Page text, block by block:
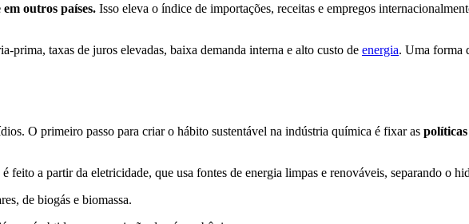
outros países. Isso eleva o índice de importações, receitas e empregos
prima, taxas de juros elevadas, baixa demanda interna e alto custo de energia. Uma forma
O primeiro passo para criar o hábito sustentável na indústria química é fixar as
feito a partir da eletricidade, que usa fontes de energia limpas e renováveis, separando o
de biogás e biomassa.